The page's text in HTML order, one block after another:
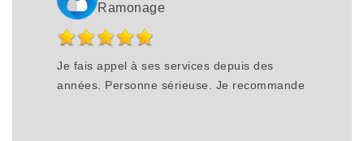
Ramonage
Je fais appel à ses services depuis des
années. Personne sérieuse. Je recommande